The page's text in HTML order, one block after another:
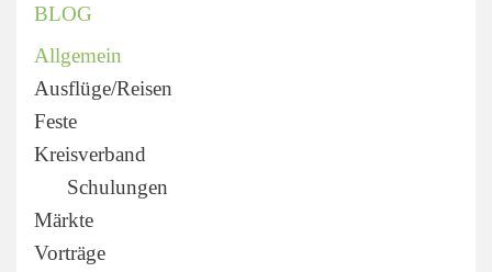
BLOG
Allgemein
Ausflüge/Reisen
Feste
Kreisverband
Schulungen
Märkte
Vorträge